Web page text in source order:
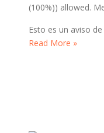
(100%)) allowed.
Esto es un aviso
Read More »